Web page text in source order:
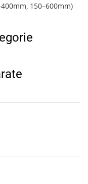
150–600mm)